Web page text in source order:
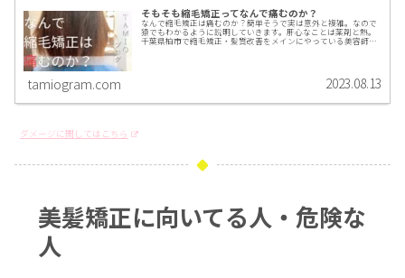
そもそも縮毛矯正ってなんで痛むのか？
なんで縮毛矯正は痛むのか？簡単そうで実は意外と複雑。なので
猿でもわかるように説明していきます。肝心なことは薬剤と熱。
千葉県柏市で縮毛矯正・髪質改善をメインにやっている美容師
tamiogram.com 2023.08.13
ダメージに関してはこちら
美髪矯正に向いてる人・危険な
人